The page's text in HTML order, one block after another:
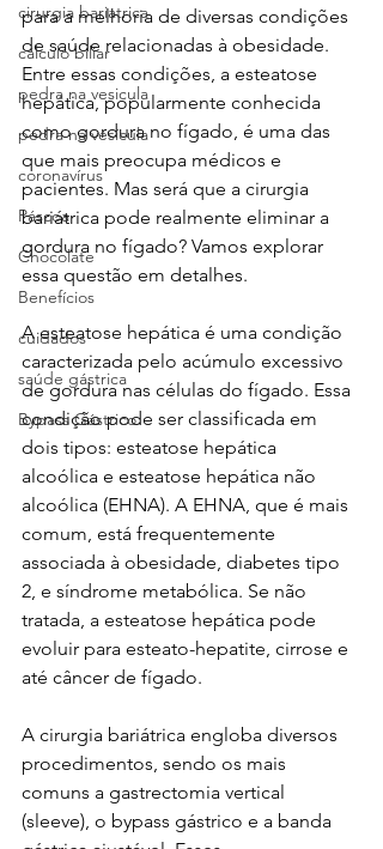
cirurgia bariatrica
cálculo biliar
pedra na vesicula
pedra na vesícula
coronavírus
Páscoa
Chocolate
Benefícios
cuidados
saúde gástrica
Bypass Gástrico
para a melhoria de diversas condições
de saúde relacionadas à obesidade.
Entre essas condições, a esteatose
hepática, popularmente conhecida
como gordura no fígado, é uma das
que mais preocupa médicos e
pacientes. Mas será que a cirurgia
bariátrica pode realmente eliminar a
gordura no fígado? Vamos explorar
essa questão em detalhes.
A esteatose hepática é uma condição
caracterizada pelo acúmulo excessivo
de gordura nas células do fígado. Essa
condição pode ser classificada em
dois tipos: esteatose hepática
alcoólica e esteatose hepática não
alcoólica (EHNA). A EHNA, que é mais
comum, está frequentemente
associada à obesidade, diabetes tipo
2, e síndrome metabólica. Se não
tratada, a esteatose hepática pode
evoluir para esteato-hepatite, cirrose e
até câncer de fígado.
A cirurgia bariátrica engloba diversos
procedimentos, sendo os mais
comuns a gastrectomia vertical
(sleeve), o bypass gástrico e a banda